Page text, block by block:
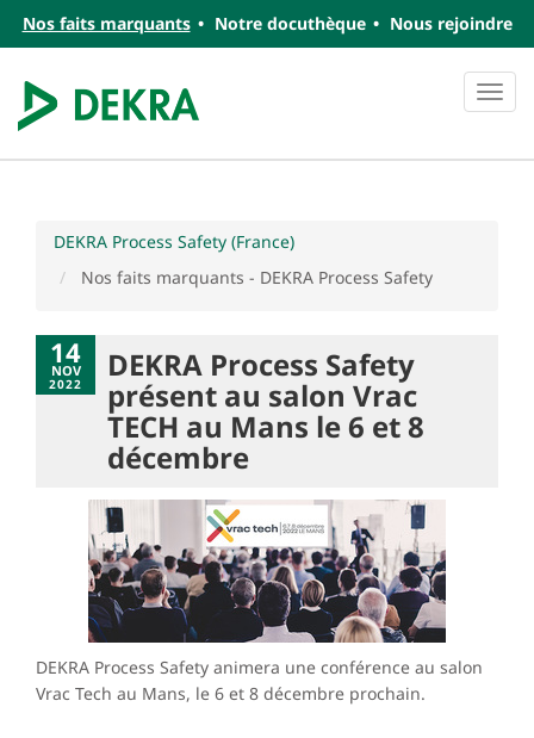
Nos faits marquants Notre docuthèque Nous rejoindre
DEKRA Process Safety (France)
Nos faits marquants - DEKRA Process Safety
14
NOV
2022 DEKRA Process Safety
présent au salon Vrac
TECH au Mans le 6 et 8
décembre
DEKRA Process Safety animera une conférence au salon
Vrac Tech au Mans, le 6 et 8 décembre prochain.